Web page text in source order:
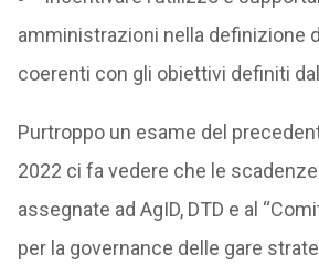
amministrazioni nella definizione
coerenti con gli obiettivi definiti
Purtroppo un esame del
2022 ci fa vedere che le
assegnate ad AgID, DTD e al
per la governance delle gare